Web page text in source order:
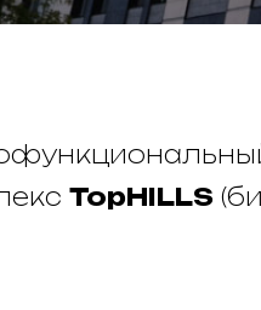
TopHILLS